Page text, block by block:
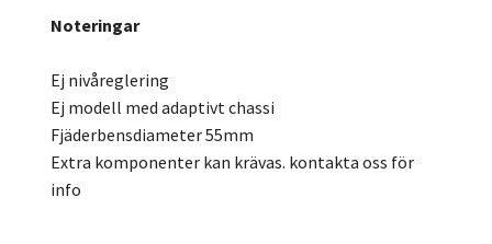
Noteringar
Ej nivåreglering
Ej modell med adaptivt chassi
Fjäderbensdiameter 55mm
Extra komponenter kan krävas. kontakta oss för
info